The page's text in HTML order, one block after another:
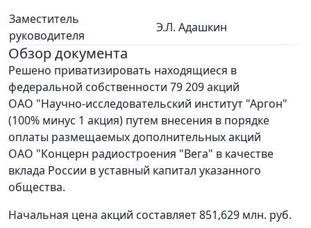
Заместитель
руководителя
Э.Л. Адашкин
Обзор документа
Решено приватизировать находящиеся в
федеральной собственности 79 209 акций
ОАО "Научно-исследовательский институт "Аргон"
(100% минус 1 акция) путем внесения в порядке
оплаты размещаемых дополнительных акций
ОАО "Концерн радиостроения "Вега" в качестве
вклада России в уставный капитал указанного
общества.
Начальная цена акций составляет 851,629 млн. руб.